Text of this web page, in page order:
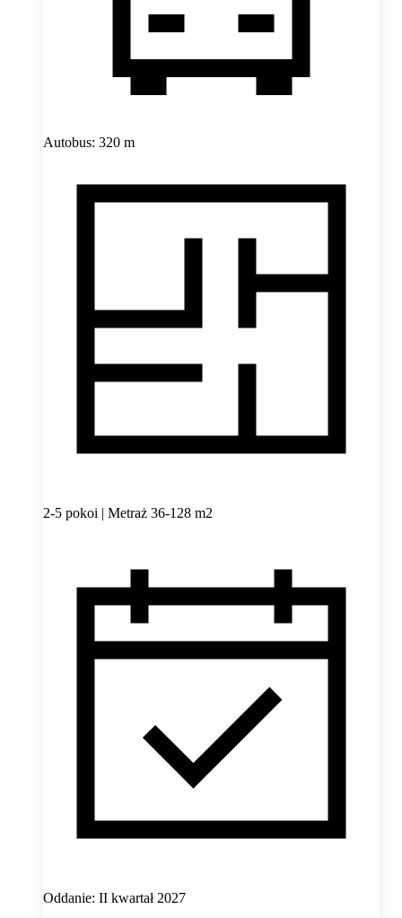
Autobus: 320 m
2-5 pokoi | Metraż 36-128 m2
Oddanie: II kwartał 2027